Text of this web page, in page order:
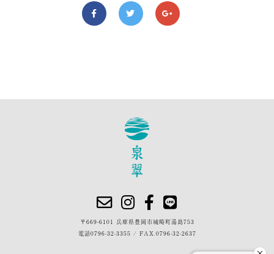
〒669-6101 兵庫県豊岡市城崎町湯島753
電話0796-32-3355 / FAX.0796-32-2637